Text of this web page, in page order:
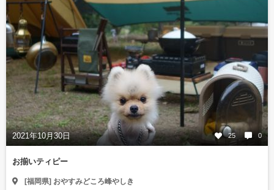
2021年10月30日 25 0
お揃いティピー
[福岡県] おやすみどころ峰やしき